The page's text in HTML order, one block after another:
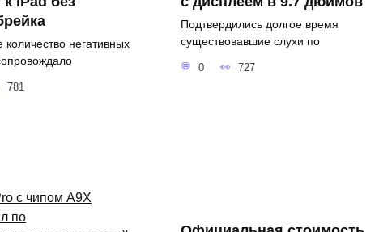
негативных
781
Подтвердились долгое время
существовавшие слухи по
0 727